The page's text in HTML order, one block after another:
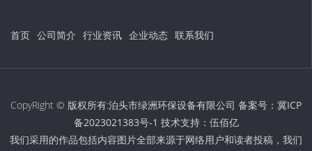
首页 公司简介 行业资讯 企业动态 联系我们
CopyRight © 版权所有:泊头市绿洲环保设备有限公司 备案号： 冀ICP
备2023021383号-1 技术支持： 伍佰亿
我们采用的作品包括内容图片全部来源于网络用户和读者投稿，我们